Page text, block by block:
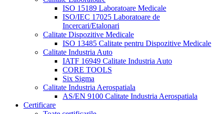
ISO 15189 Laboratoare Medicale
ISO/IEC 17025 Laboratoare de
Incercari/Etalonari
Calitate Dispozitive Medicale
ISO 13485 Calitate pentru Dispozitive Medicale
Calitate Industria Auto
IATF 16949 Calitate Industria Auto
CORE TOOLS
Six Sigma
Calitate Industria Aerospatiala
AS/EN 9100 Calitate Industria Aerospatiala
Certificare